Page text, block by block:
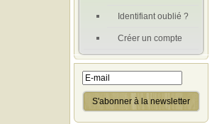
Identifiant oublié ?
Créer un compte